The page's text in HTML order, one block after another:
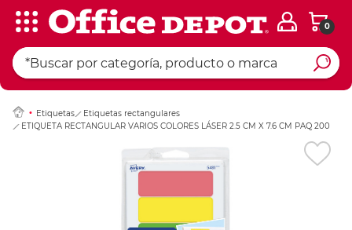
0
Etiquetas
Etiquetas rectangulares
ETIQUETA RECTANGULAR VARIOS COLORES LÁSER 2.5 CM X 7.6 CM PAQ 200
Ingresar Codigo